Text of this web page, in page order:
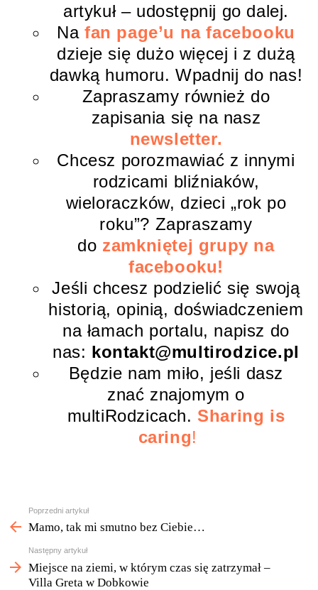
artykuł – udostępnij go dalej.
Na fan page’u na facebooku
dzieje się dużo więcej i z dużą
dawką humoru. Wpadnij do nas!
Zapraszamy również do
zapisania się na nasz
newsletter.
Chcesz porozmawiać z innymi
rodzicami bliźniaków,
wieloraczków, dzieci „rok po
roku”? Zapraszamy
do zamkniętej grupy na
facebooku!
Jeśli chcesz podzielić się swoją
historią, opinią, doświadczeniem
na łamach portalu, napisz do
nas: kontakt@multirodzice.pl
Będzie nam miło, jeśli dasz
znać znajomym o
multiRodzicach. Sharing is
caring!
Zobacz
więcej
Poprzedni artykuł
Mamo, tak mi smutno bez Ciebie…
Następny artykuł
Miejsce na ziemi, w którym czas się zatrzymał –
Villa Greta w Dobkowie